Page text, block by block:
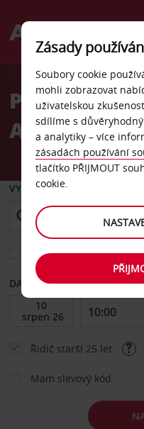
Welcome
AvisPronájem
VYZVEDNOUT Z
Vyberte si jiné místo
DATUM OD
Řidič starší 25 let
Mám slevový kód
Zásady
Soubory cookie
mohli zobrazovat
uživatelskou
sdílíme s
a analytiky – více
zásadách používání
tlačítko PŘIJMOUT
cookie.